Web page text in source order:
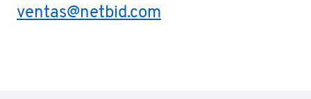
ventas@netbid.com